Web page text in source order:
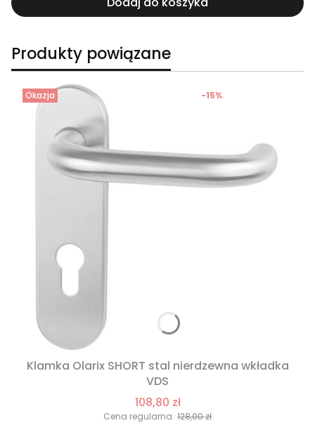
Produkty powiązane
Okazja
Klamka Olarix SHORT stal nierdzewna wkładka
VDS
108,80 zł
Cena regularna: 128,00 zł
-15%